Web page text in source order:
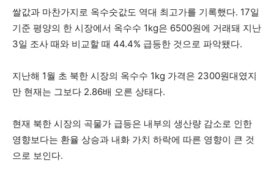
쌀값과 마찬가지로 옥수숫값도 역대 최고가를 기록했다. 17일
기준 평양의 한 시장에서 옥수수 1kg은 6500원에 거래돼 지난
3일 조사 때와 비교할 때 44.4% 급등한 것으로 파악됐다.
지난해 1월 초 북한 시장의 옥수수 1kg 가격은 2300원대였지
만 현재는 그보다 2.86배 오른 상태다.
현재 북한 시장의 곡물가 급등은 내부의 생산량 감소로 인한
영향보다는 환율 상승과 내화 가치 하락에 따른 영향이 큰 것
으로 보인다.